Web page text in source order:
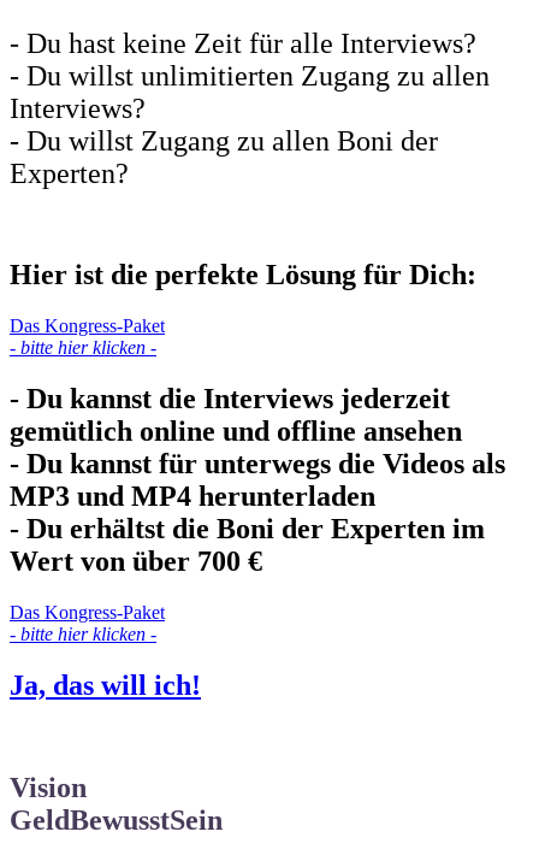
- Du hast keine Zeit für alle Interviews?
- Du willst unlimitierten Zugang zu allen
Interviews?
- Du willst Zugang zu allen Boni der
Experten?
Hier ist die perfekte Lösung für Dich:
Das Kongress-Paket
- bitte hier klicken -
- Du kannst die Interviews jederzeit
gemütlich online und offline ansehen
- Du kannst für unterwegs die Videos als
MP3 und MP4 herunterladen
- Du erhältst die Boni der Experten im
Wert von über 700 €
Das Kongress-Paket
- bitte hier klicken -
Ja, das will ich!
Vision
GeldBewusstSein